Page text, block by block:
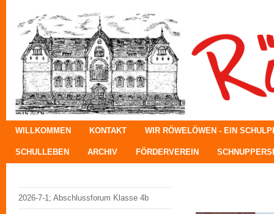
WILLKOMMEN KONTAKT WIR RÖWELÖWEN - EIN
SCHULLEBEN ARCHIV FÖRDERVEREIN
2026-7-1; Abschlussforum Klasse 4b